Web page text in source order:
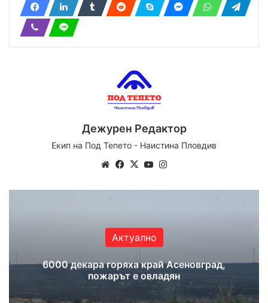
Дежурен Редактор
Екип на Под Тепето - Наистина Пловдив
WebsiteFacebook
X YouTube
Актуално
6000 декара горяха край Асеновград,
пожарът е овладян